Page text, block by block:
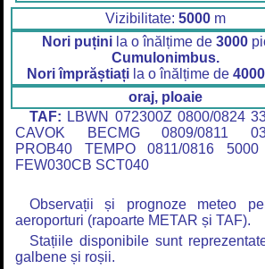
Vizibilitate: 5000m
Nori puținila o înălțime de 3000
Cumulonimbus.
Nori împrăștiați la o înălțime de 4000
oraj, ploaie
TAF: LBWN 072300Z 0800/0824
CAVOK BECMG 0809/0811
PROB40 TEMPO 0811/0816 5000
FEW030CB SCT040
Observații și prognoze meteo
aeroporturi (rapoarte METAR și TAF).
Stațiile disponibile sunt
galbene și roșii.